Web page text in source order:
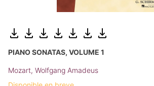
PIANO SONATAS, VOLUME 1
Mozart, Wolfgang Amadeus